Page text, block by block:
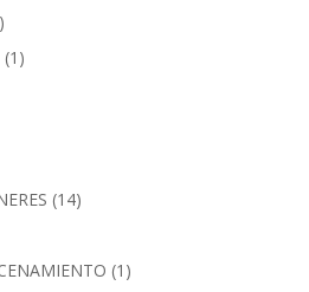
(1)
(14)
(1)